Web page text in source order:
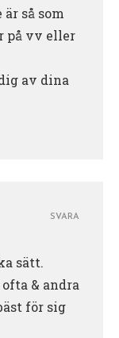
så som
på vv eller
av dina
sätt.
& andra
för sig
SVARA